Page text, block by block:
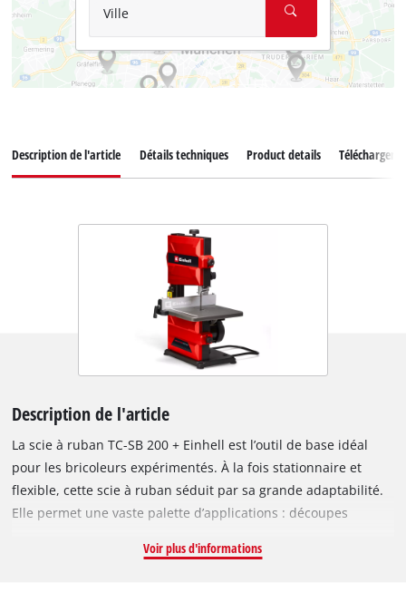
Ville
Description de l'article Détails techniques Product details
Description de l'article
La scie à ruban TC-SB 200 + Einhell est l’outil de base idéal
pour les bricoleurs expérimentés. À la fois stationnaire et
flexible, cette scie à ruban séduit par sa grande adaptabilité.
Elle permet une vaste palette d’applications : découpes
perpendiculaires aux fibres. Son puissant moteur 300 W
Voir plus d'informations